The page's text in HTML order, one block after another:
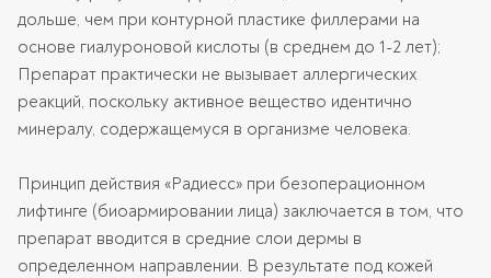
дольше, чем при контурной пластике филлерами на
основе гиалуроновой кислоты (в среднем до 1-2 лет);
Препарат практически не вызывает аллергических
реакций, поскольку активное вещество идентично
минералу, содержащемуся в организме человека.
Принцип действия «Радиесс» при безоперационном
лифтинге (биоармировании лица) заключается в том, что
препарат вводится в средние слои дермы в
определенном направлении. В результате под кожей